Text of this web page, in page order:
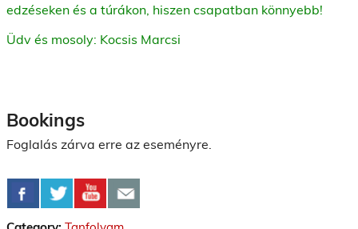
edzéseken és a túrákon, hiszen csapatban könnyebb!
Üdv és mosoly: Kocsis Marcsi
Bookings
Foglalás zárva erre az eseményre.